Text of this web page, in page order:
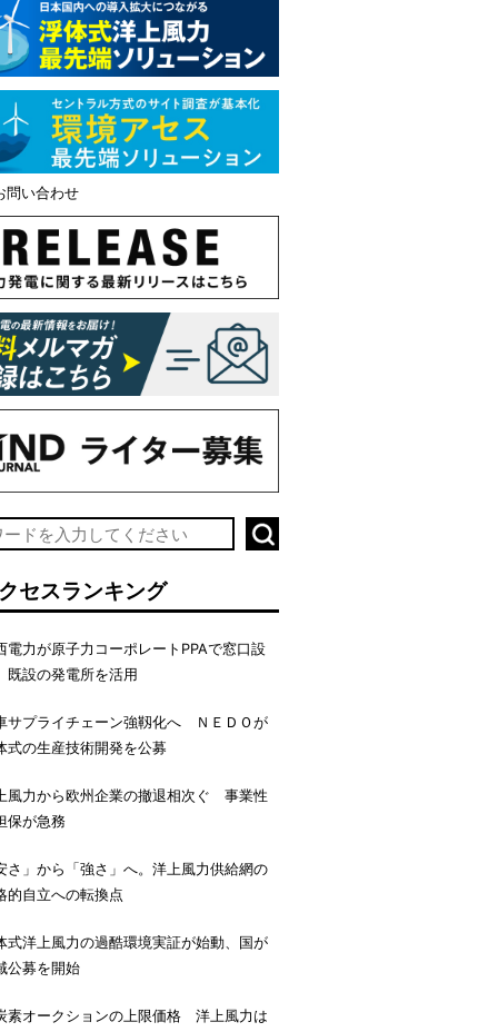
セスランキング
電力が原子力コーポレートPPAで窓口設
既設の発電所を活用
サプライチェーン強靱化へ ＮＥＤＯが
式の生産技術開発を公募
風力から欧州企業の撤退相次ぐ 事業性
保が急務
さ」から「強さ」へ。洋上風力供給網の
的自立への転換点
式洋上風力の過酷環境実証が始動、国が
公募を開始
素オークションの上限価格 洋上風力は